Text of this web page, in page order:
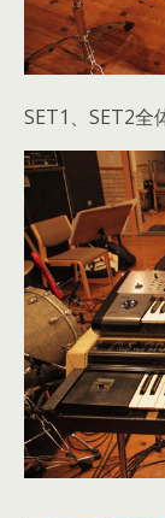
SET1、SET2全